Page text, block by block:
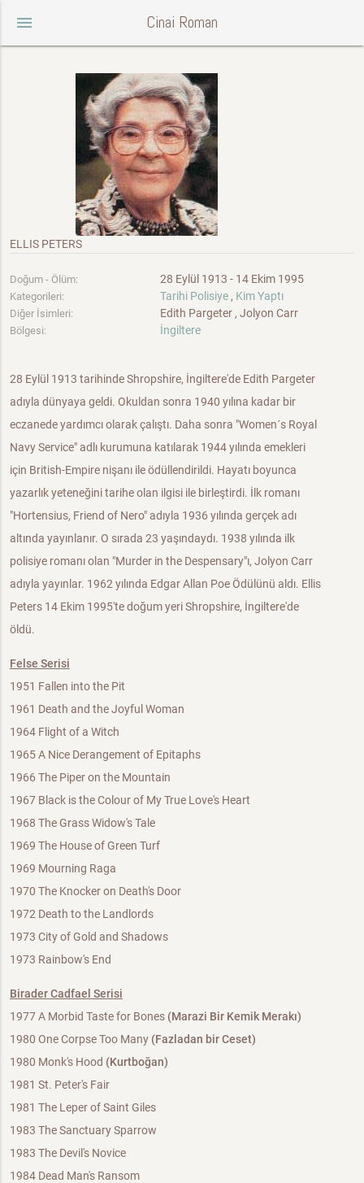
menu Cinai Roman
ELLIS PETERS
Doğum - Ölüm: 28 Eylül 1913 - 14 Ekim 1995
Kategorileri: Tarihi Polisiye , Kim Yaptı
Diğer İsimleri: Edith Pargeter , Jolyon Carr
Bölgesi: İngiltere
28 Eylül 1913 tarihinde Shropshire, İngiltere'de Edith Pargeter
adıyla dünyaya geldi. Okuldan sonra 1940 yılına kadar bir
eczanede yardımcı olarak çalıştı. Daha sonra "Women´s Royal
Navy Service" adlı kurumuna katılarak 1944 yılında emekleri
için British-Empire nişanı ile ödüllendirildi. Hayatı boyunca
yazarlık yeteneğini tarihe olan ilgisi ile birleştirdi. İlk romanı
"Hortensius, Friend of Nero" adıyla 1936 yılında gerçek adı
altında yayınlanır. O sırada 23 yaşındaydı. 1938 yılında ilk
polisiye romanı olan "Murder in the Despensary"ı, Jolyon Carr
adıyla yayınlar. 1962 yılında Edgar Allan Poe Ödülünü aldı. Ellis
Peters 14 Ekim 1995'te doğum yeri Shropshire, İngiltere'de
öldü.
Felse Serisi
1951 Fallen into the Pit
1961 Death and the Joyful Woman
1964 Flight of a Witch
1965 A Nice Derangement of Epitaphs
1966 The Piper on the Mountain
1967 Black is the Colour of My True Love's Heart
1968 The Grass Widow's Tale
1969 The House of Green Turf
1969 Mourning Raga
1970 The Knocker on Death's Door
1972 Death to the Landlords
1973 City of Gold and Shadows
1973 Rainbow's End
Birader Cadfael Serisi
1977 A Morbid Taste for Bones (Marazi Bir Kemik Merakı)
1980 One Corpse Too Many (Fazladan bir Ceset)
1980 Monk's Hood (Kurtboğan)
1981 St. Peter's Fair
1981 The Leper of Saint Giles
1983 The Sanctuary Sparrow
1983 The Devil's Novice
1984 Dead Man's Ransom